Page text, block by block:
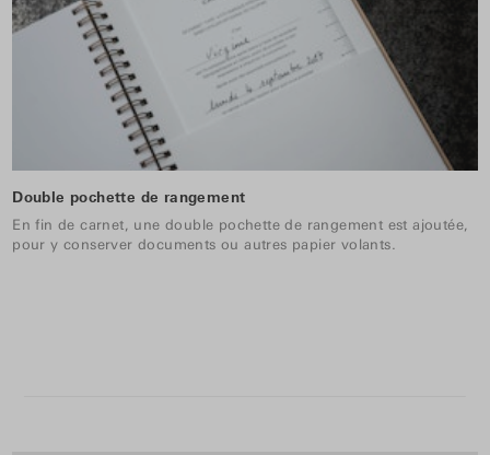
Double pochette de rangement
En fin de carnet, une double pochette de rangement est ajoutée,
pour y conserver documents ou autres papier volants.